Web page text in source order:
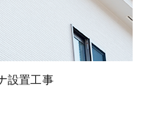
設置工事